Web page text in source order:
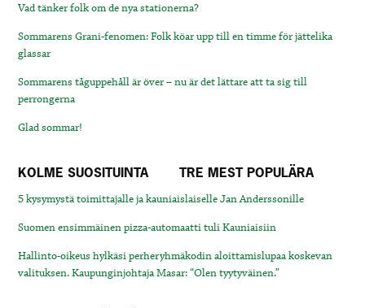
Vad tänker folk om de nya stationerna?
Sommarens Grani-fenomen: Folk köar upp till en timme för jättelika
glassar
Sommarens tåguppehåll är över – nu är det lättare att ta sig till
perrongerna
Glad sommar!
KOLME SUOSITUINTA TRE MEST POPULÄRA
5 kysymystä toimittajalle ja kauniaislaiselle Jan Anderssonille
Suomen ensimmäinen pizza-automaatti tuli Kauniaisiin
Hallinto-oikeus hylkäsi perheryhmäkodin aloittamislupaa koskevan
valituksen. Kaupunginjohtaja Masar: “Olen tyytyväinen.”